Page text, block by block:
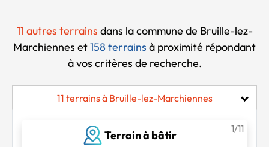
11 autres terrains dans la commune de Bruille-lez-
Marchiennes et158 terrains à proximité répondant
à vos critères de recherche.
11 terrains à Bruille-lez-Marchiennes
Terrain à bâtir
1/11